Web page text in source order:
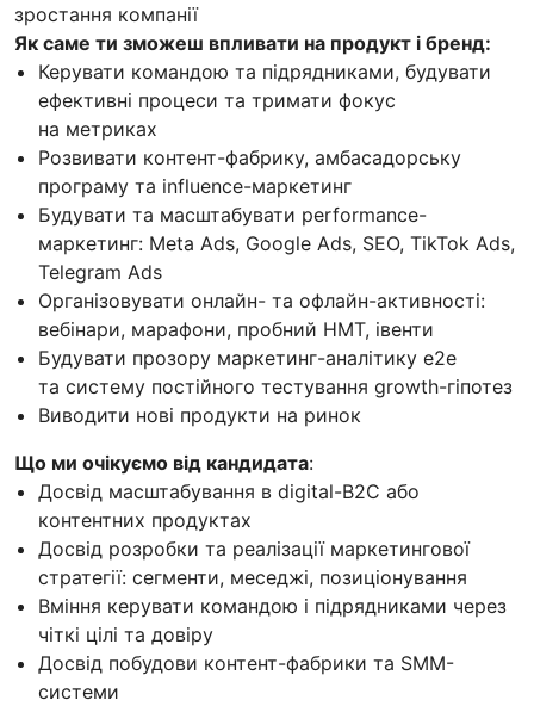
зростання компанії
Як саме ти зможеш впливати на продукт і бренд:
Керувати командою та підрядниками, будувати
ефективні процеси та тримати фокус
на метриках
Розвивати контент-фабрику, амбасадорську
програму та influence-маркетинг
Будувати та масштабувати performance-
маркетинг: Meta Ads, Google Ads, SEO, TikTok Ads,
Telegram Ads
Організовувати онлайн- та офлайн-активності:
вебінари, марафони, пробний НМТ, івенти
Будувати прозору маркетинг-аналітику e2e
та систему постійного тестування growth-гіпотез
Виводити нові продукти на ринок
Що ми очікуємо від кандидата:
Досвід масштабування в digital-B2C або
контентних продуктах
Досвід розробки та реалізації маркетингової
стратегії: сегменти, меседжі, позиціонування
Вміння керувати командою і підрядниками через
чіткі цілі та довіру
Досвід побудови контент-фабрики та SMM-
системи